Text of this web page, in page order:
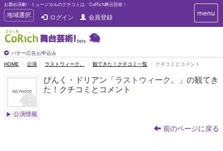
お薦め演劇・ミュージカルのクチコミは、CoRich舞台芸術！
T
o
g
g
e
n
a
t
地域選択 ログイン 会員登録
バナー広告お申込み
T
o
e
a
t
menu
HOME 公演 ラストウィーク。 観てきた！クチコミ一覧 クチコミとコメント
公演情報
ぴんく・ドリアン「 ラストウィーク。
」の観てき
た！クチコミとコメント
前のページに戻る